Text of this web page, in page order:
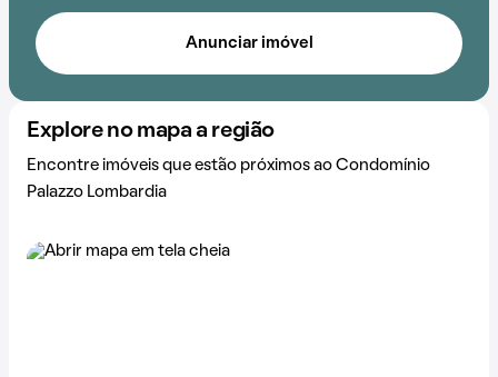
Anunciar imóvel
Explore no mapa a região
Encontre imóveis que estão próximos ao Condomínio
Palazzo Lombardia